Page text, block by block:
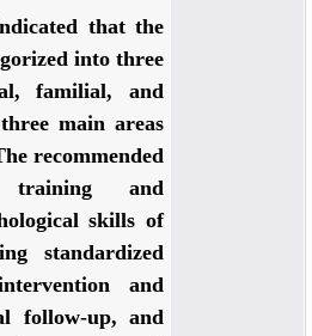
that the
into three
familial, and
main areas
recommended
training and
skills of
standardized
and
follow-up, and